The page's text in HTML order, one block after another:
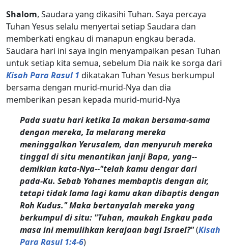
Shalom, Saudara yang dikasihi Tuhan. Saya percaya
Tuhan Yesus selalu menyertai setiap Saudara dan
memberkati engkau di manapun engkau berada.
Saudara hari ini saya ingin menyampaikan pesan Tuhan
untuk setiap kita semua, sebelum Dia naik ke sorga dari
Kisah Para Rasul 1 dikatakan Tuhan Yesus berkumpul
bersama dengan murid-murid-Nya dan dia
memberikan pesan kepada murid-murid-Nya
Pada suatu hari ketika Ia makan bersama-sama
dengan mereka, Ia melarang mereka
meninggalkan Yerusalem, dan menyuruh mereka
tinggal di situ menantikan janji Bapa, yang--
demikian kata-Nya--"telah kamu dengar dari
pada-Ku. Sebab Yohanes membaptis dengan air,
tetapi tidak lama lagi kamu akan dibaptis dengan
Roh Kudus." Maka bertanyalah mereka yang
berkumpul di situ: "Tuhan, maukah Engkau pada
masa ini memulihkan kerajaan bagi Israel?"(Kisah
Para Rasul 1:4-6)